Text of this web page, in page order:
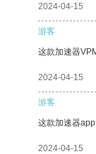
2024-04-15
游客
这款加速器
2024-04-15
游客
这款加速器
2024-04-15